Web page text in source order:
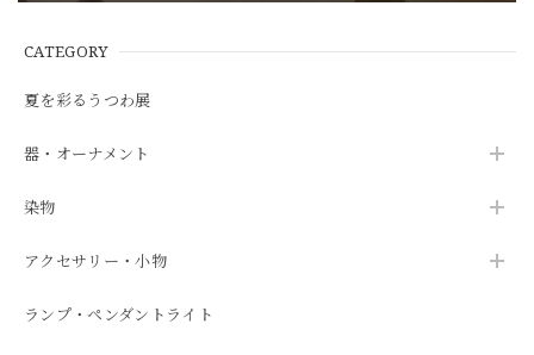
CATEGORY
夏を彩るうつわ展
器・オーナメント
染物
アクセサリー・小物
ランプ・ペンダントライト